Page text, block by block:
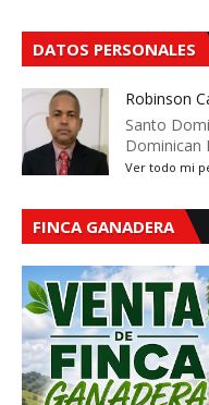
DATOS PERSONALES
Robinson
Santo
Dominican
Ver todo mi
FINCA GANADERA